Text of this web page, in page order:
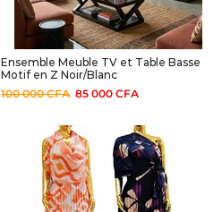
Ensemble Meuble TV et Table Basse
Motif en Z Noir/Blanc
100 000CFA 85 000 CFA